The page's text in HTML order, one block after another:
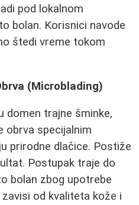
pod lokalnom
bolan. Korisnici navode
štedi vreme tokom
(Microblading)
domen trajne šminke,
obrva specijalnim
prirodne dlačice. Postiže
Postupak traje do
bolan zbog upotrebe
od kvaliteta kože i